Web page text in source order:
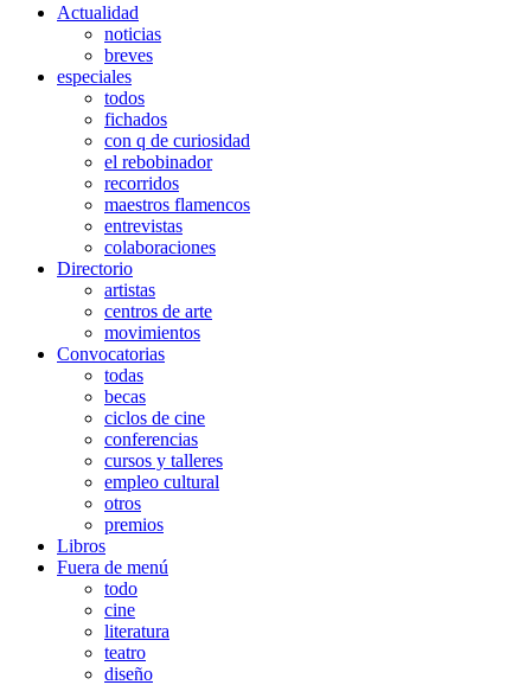
Actualidad
noticias
breves
especiales
todos
fichados
con q de curiosidad
el rebobinador
recorridos
maestros flamencos
entrevistas
colaboraciones
Directorio
artistas
centros de arte
movimientos
Convocatorias
todas
becas
ciclos de cine
conferencias
cursos y talleres
empleo cultural
otros
premios
Libros
Fuera de menú
todo
cine
literatura
teatro
diseño